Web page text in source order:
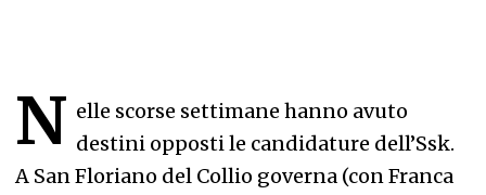
N elle scorse settimane hanno avuto
destini opposti le candidature dell’Ssk.
A San Floriano del Collio governa (con Franca